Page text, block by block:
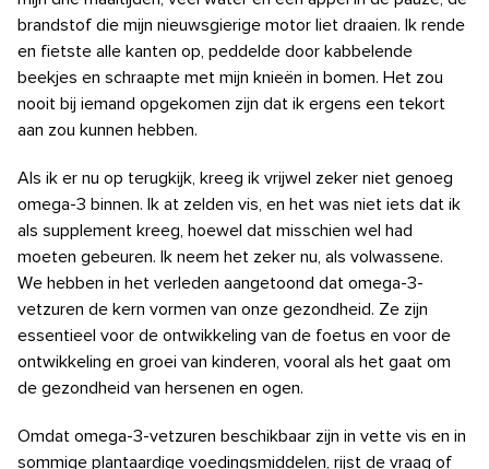
brandstof die mijn nieuwsgierige motor liet draaien. Ik rende
en fietste alle kanten op, peddelde door kabbelende
beekjes en schraapte met mijn knieën in bomen. Het zou
nooit bij iemand opgekomen zijn dat ik ergens een tekort
aan zou kunnen hebben.
Als ik er nu op terugkijk, kreeg ik vrijwel zeker niet genoeg
omega-3 binnen. Ik at zelden vis, en het was niet iets dat ik
als supplement kreeg, hoewel dat misschien wel had
moeten gebeuren. Ik neem het zeker nu, als volwassene.
We hebben in het verleden aangetoond dat omega-3-
vetzuren de kern vormen van onze gezondheid. Ze zijn
essentieel voor de ontwikkeling van de foetus en voor de
ontwikkeling en groei van kinderen, vooral als het gaat om
de gezondheid van hersenen en ogen.
Omdat omega-3-vetzuren beschikbaar zijn in vette vis en in
sommige plantaardige voedingsmiddelen, rijst de vraag of